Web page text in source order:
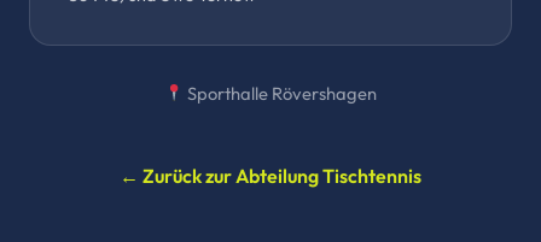
Sporthalle Rövershagen
← Zurück zur Abteilung Tischtennis